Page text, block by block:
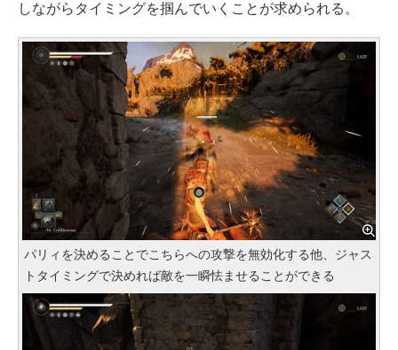
しながらタイミングを掴んでいくことが求められる。
パリィを決めることでこちらへの攻撃を無効化する他、ジャス
トタイミングで決めれば敵を一瞬怯ませることができる